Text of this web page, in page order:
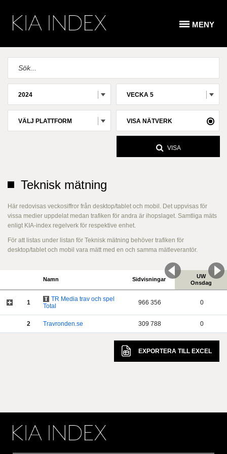
MENY
VISA
2024 VECKA 5
VÄLJ PLATTFORM VISA NÄTVERK
Teknisk mätning
Här redovisas veckosiffror från desktop/tablet och mobil. Det uppvisas för
vissa medier uppdelat medan trafiken för andra är ihopslaget. Samtliga mäts
enligt KIA-index regelverk för respektive enhet.
För att listas under listan för Teknisk mätning behöver trafiken för
desktop/tablet och mobil vara mätt med en och samma mätleverantör.
Namn Sidvisningar
UW
Onsdag
1
TR Media trav och spel
Total
966 356 0
2 Travronden.se 309 788 0
EXPORTERA TILL EXCEL